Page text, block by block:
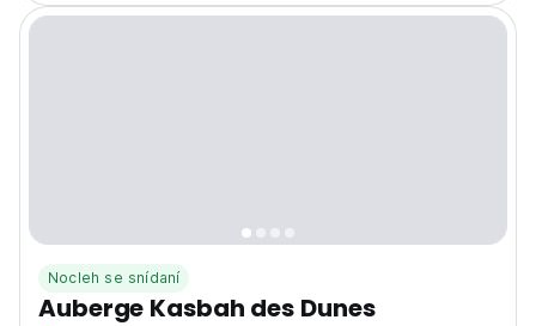
Nocleh se snídaní
Auberge Kasbah des Dunes